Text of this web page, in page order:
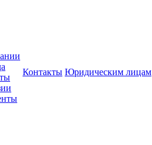
Контакты Юридическим лицам